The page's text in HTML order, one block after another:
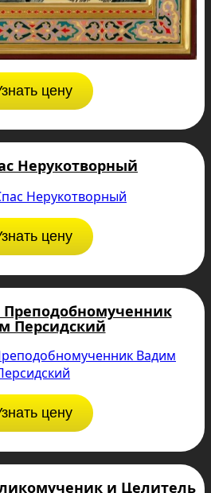
цену
Нерукотворный
цену
Персидский
цену
и Целитель